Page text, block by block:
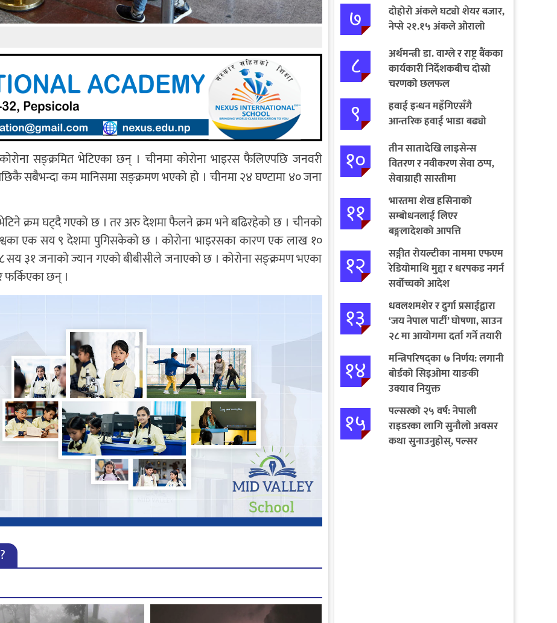
सङ्क्रमित भेटिएका छन् । चीनमा कोरोना भाइरस फैलिएपछि जनवरी
सबैभन्दा कम मानिसमा सङ्क्रमण भएको हो । चीनमा २४ घण्टामा ४० जना
भेटिने क्रम घट्दै गएको छ । तर अरु देशमा फैलने क्रम भने बढिरहेको छ । चीनको
एक सय ९ देशमा पुगिसकेको छ । कोरोना भाइरसका कारण एक लाख १०
३१ जनाको ज्यान गएको बीबीसीले जनाएको छ । कोरोना सङ्क्रमण भएका
फर्किएका छन् ।
७
दोहोरो अंकले घट्यो शेयर बजार,
नेप्से २१.१५ अंकले ओरालो
८
अर्थमन्त्री डा. वाग्ले र राष्ट्र बैंकका
कार्यकारी निर्देशकबीच दोस्रो
चरणको छलफल
९
हवाई इन्धन महँगिएसँगै
आन्तरिक हवाई भाडा बढ्यो
१०
तीन सातादेखि लाइसेन्स
वितरण र नवीकरण सेवा ठप्प,
सेवाग्राही सास्तीमा
११
भारतमा शेख हसिनाको
सम्बोधनलाई लिएर
बङ्गलादेशको आपत्ति
१२
सङ्गीत रोयल्टीका नाममा एफएम
रेडियोमाथि मुद्दा र धरपकड नगर्न
सर्वोच्चको आदेश
१३
धवलशमशेर र दुर्गा प्रसाईंद्वारा
‘जय नेपाल पार्टी’ घोषणा, साउन
२८ मा आयोगमा दर्ता गर्ने तयारी
१४
मन्त्रिपरिषद्का ७ निर्णय: लगानी
बोर्डको सिइओमा याङकी
उक्याव नियुक्त
१५
पल्सरको २५ वर्ष: नेपाली
राइडरका लागि सुनौलो अवसर
कथा सुनाउनुहोस्, पल्सर